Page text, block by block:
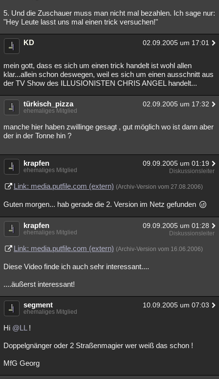
5. Und die Zuschauer muss man nicht mal bezahlen. Ich sage nur:
"Hey Leute lasst uns mal einen trick versuchen!"
KD 02.09.2005 um 17:01
mein gott, dass es sich um einen trick handelt ist wohl allen
klar...allein schon deswegen, weil es sich um einen ausschnitt aus
der TV Show des ILLUSIONISTEN CHRIS ANGEL handelt...
türkisch_pizza 02.09.2005 um 17:32
ehemaliges Mitglied
manche hier haben zwillinge gesagt , gut möglich wo ist dann aber
der in der Tonne hin ?
krapfen 09.09.2005 um 01:19
ehemaliges Mitglied Diskussionsleiter
Link: media.putfile.com (extern) (Archiv-Version vom 27.08.2006)
Guten morgen... hab gerade die 2. Version im Netz gefunden
krapfen 09.09.2005 um 01:28
ehemaliges Mitglied Diskussionsleiter
Link: media.putfile.com (extern) (Archiv-Version vom 16.06.2006)
Diese Video finde ich auch sehr interessant....
....äußerst interessant!
segment 10.09.2005 um 07:03
ehemaliges Mitglied
Hi @LL !
Doppelgnänger oder 2 Straßenmagier wer weiß das schon !
MfG Georg